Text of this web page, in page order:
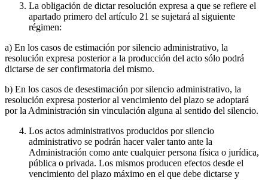
La obligación de dictar resolución expresa a que se refiere el
apartado primero del artículo 21 se sujetará al siguiente
régimen:
a) En los casos de estimación por silencio administrativo, la
resolución expresa posterior a la producción del acto sólo podrá
dictarse de ser confirmatoria del mismo.
b) En los casos de desestimación por silencio administrativo, la
resolución expresa posterior al vencimiento del plazo se adoptará
por la Administración sin vinculación alguna al sentido del silencio.
Los actos administrativos producidos por silencio
administrativo se podrán hacer valer tanto ante la
Administración como ante cualquier persona física o jurídica,
pública o privada. Los mismos producen efectos desde el
vencimiento del plazo máximo en el que debe dictarse y